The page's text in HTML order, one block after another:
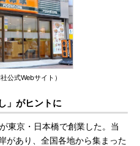
公式Webサイト）
」がヒントに
東京・日本橋で創業した。当
があり、全国各地から集まった